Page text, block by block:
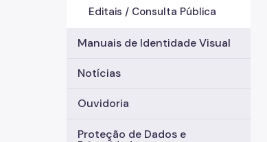
Editais / Consulta Pública
Manuais de Identidade Visual
Notícias
Ouvidoria
Proteção de Dados e